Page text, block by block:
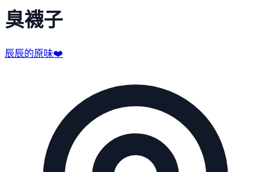
臭襪子
辰辰的原味❤️